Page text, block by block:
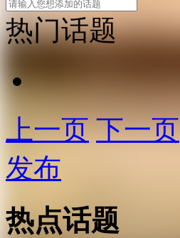
热门话题
上一页 下一页
发布
热点话题